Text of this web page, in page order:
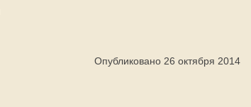
Опубликовано 26 октября 2014